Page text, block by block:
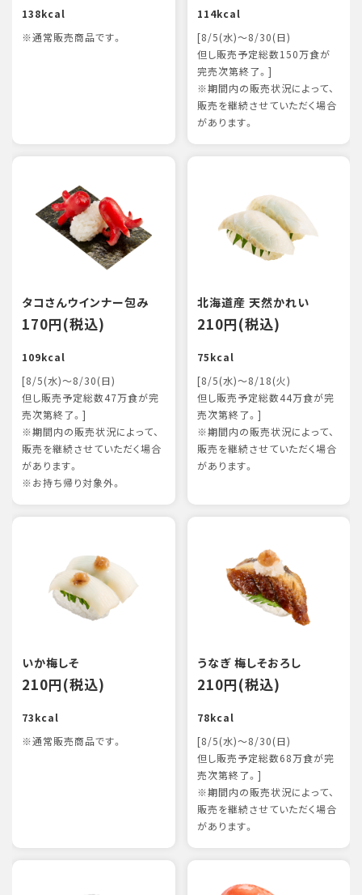
138kcal
※通常販売商品です。
114kcal
[8/5(水)～8/30(日)
但し販売予定総数150万食が
完売次第終了。]
※期間内の販売状況によって、
販売を継続させていただく場合
があります。
タコさんウインナー包み
170円(税込)
109kcal
[8/5(水)～8/30(日)
但し販売予定総数47万食が完
売次第終了。]
※期間内の販売状況によって、
販売を継続させていただく場合
があります。
※お持ち帰り対象外。
北海道産 天然かれい
210円(税込)
75kcal
[8/5(水)～8/18(火)
但し販売予定総数44万食が完
売次第終了。]
※期間内の販売状況によって、
販売を継続させていただく場合
があります。
いか梅しそ
210円(税込)
73kcal
※通常販売商品です。
うなぎ 梅しそおろし
210円(税込)
78kcal
[8/5(水)～8/30(日)
但し販売予定総数68万食が完
売次第終了。]
※期間内の販売状況によって、
販売を継続させていただく場合
があります。